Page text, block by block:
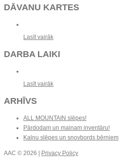
DĀVANU KARTES
Lasīt vairāk
DARBA LAIKI
Lasīt vairāk
ARHĪVS
ALL MOUNTAIN slēpes!
Pārdodam un mainam inventāru!
Kalnu slēpes un snovbords bērniem
AAC © 2026 | Privacy Policy